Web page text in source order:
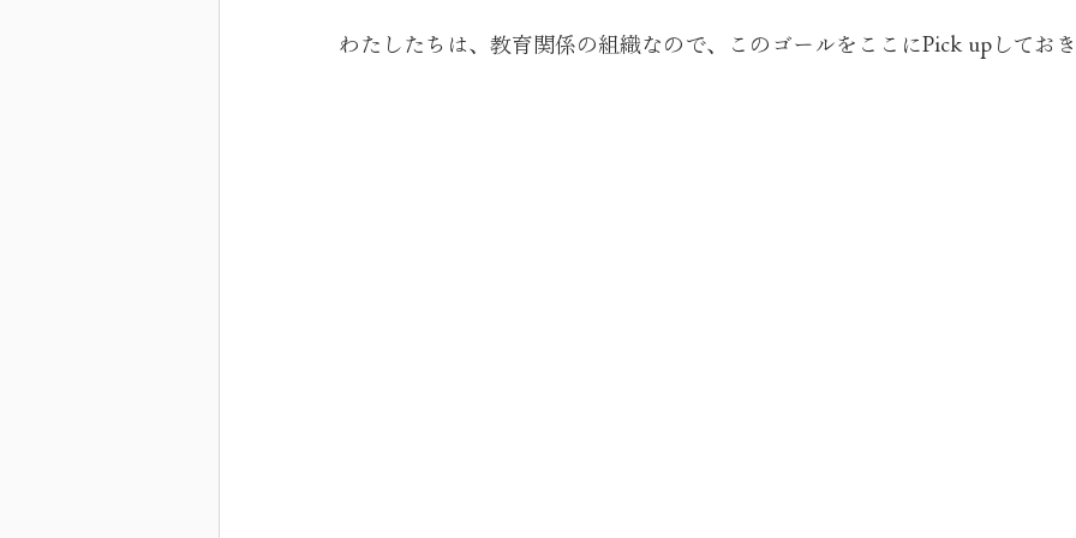
わたしたちは、教育関係の組織なので、このゴールをここにPick upしてお